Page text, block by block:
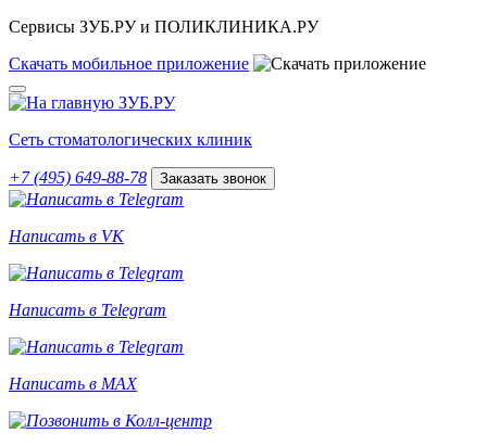
Сервисы ЗУБ.РУ и ПОЛИКЛИНИКА.РУ
Скачать мобильное приложение
Сеть стоматологических клиник
+7 (495) 649-88-78 Заказать звонок
Написать в VK
Написать в Telegram
Написать в MAX